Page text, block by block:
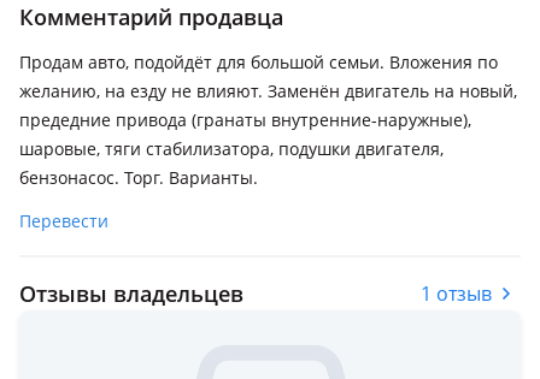
Комментарий продавца
Продам авто, подойдёт для большой семьи. Вложения по
желанию, на езду не влияют. Заменён двигатель на новый,
предедние привода (гранаты внутренние-наружные),
шаровые, тяги стабилизатора, подушки двигателя,
бензонасос. Торг. Варианты.
Перевести
Отзывы владельцев 1 отзыв